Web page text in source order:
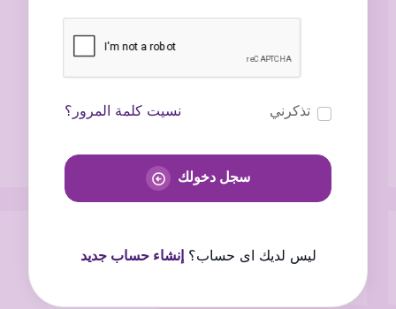
تذكرني نسيت كلمة المرور؟
سجل دخولك
ليس لديك اى حساب؟إنشاء حساب جديد